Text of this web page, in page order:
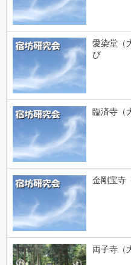
愛染堂（
び
臨済寺（
金剛宝寺
両子寺（